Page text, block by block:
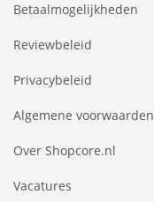
Betaalmogelijkheden
Reviewbeleid
Privacybeleid
Algemene voorwaarden
Over Shopcore.nl
Vacatures